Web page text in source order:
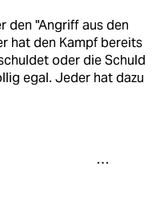
den "Angriff aus den
hat den Kampf bereits
oder die Schuld
egal. Jeder hat dazu